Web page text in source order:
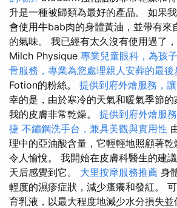
升是一種被歸類為最好的產品。 如果
會使用牛bab肉的身體黃油，並帶有來
的氣味。 我已經有太久沒有使用過了
Milch Physique 專業兒童眼科，為孩
骨服務，專業為您處理親人安葬的最後
Fotion的粉絲。 提供到府外燴服務，
幸的是，由於寒冷的天氣和暖氣季節
我的皮膚非常乾燥。 提供到府外燴服
捷 不鏽鋼洗手台，兼具美觀與實用性
理中的亞油酸含量，它輕輕地照顧著
令人愉悅。 我開始在皮膚科醫生的建
天后感覺到它。 大里按摩服務推薦 身
輕度的濕疹症狀，減少瘙癢和發紅。
育乳液，以最大程度地減少水分損失